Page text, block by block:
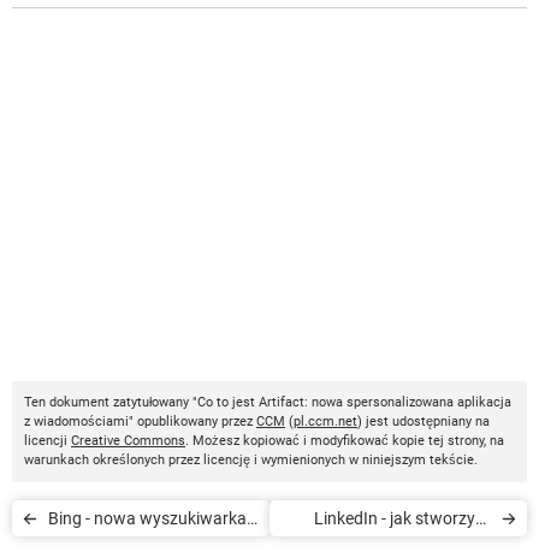
Ten dokument zatytułowany "Co to jest Artifact: nowa spersonalizowana aplikacja
z wiadomościami" opublikowany przez CCM (pl.ccm.net) jest udostępniany na
licencji Creative Commons. Możesz kopiować i modyfikować kopie tej strony, na
warunkach określonych przez licencję i wymienionych w niniejszym tekście.
Bing - nowa wyszukiwarka
LinkedIn - jak stworzyć i